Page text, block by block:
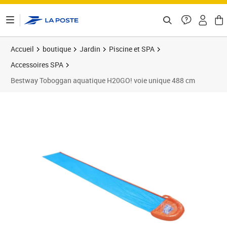
Accueil boutique Jardin
Piscine et SPA
Accessoires SPA
Bestway Toboggan aquatique H20GO! voie unique 488 cm